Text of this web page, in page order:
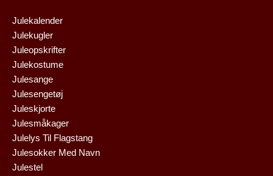
Julekalender
Julekugler
Juleopskrifter
Julekostume
Julesange
Julesengetøj
Juleskjorte
Julesmåkager
Julelys Til Flagstang
Julesokker Med Navn
Julestel